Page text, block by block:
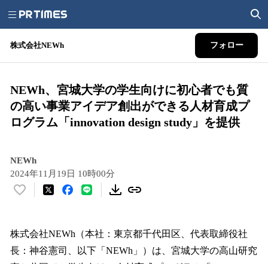
株式会社NEWh フォロー
NEWh、宮城大学の学生向けに初心者でも質
の高い事業アイデア創出ができる人材育成プ
ログラム「innovation design study」を提供
NEWh
2024年11月19日 10時00分
い
！
株式会社NEWh（本社：東京都千代田区、代表取締役社
長：神谷憲司、以下「NEWh」）は、宮城大学の高山研究